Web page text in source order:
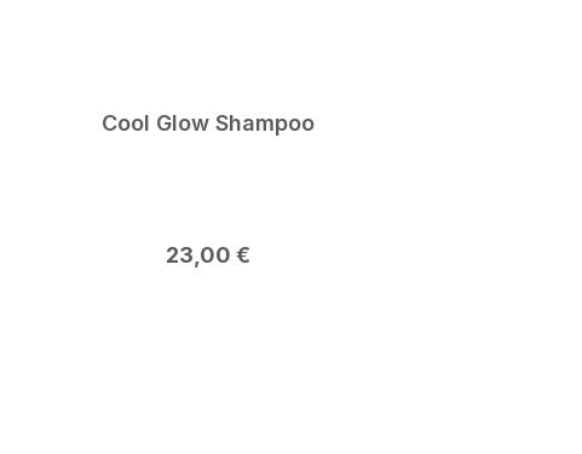
Cool Glow Shampoo
Regulärer Preis:
23,00 €